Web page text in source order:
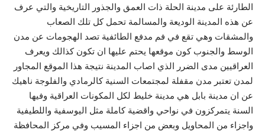
الطارئة على مدينة الحلة ذات العمق والجذور التاريخية والتي عرف
عن هذه المدينة الوديعة والمسالمة تحمل كل تلك الصعاب
والمشقات وهي تقع في فم مدفع الطائفية تصد الهجومات عن مدن
الوسط والجنوب كون موقعها يحتم عليها ان تكون كذالك ويعرف
العراقيين مدى الضرر الذي اصاب المدينة نتيجة هذا الموقع المجاور
لمدن تعتبر مدن مقفلة لمجتمعات السنية كالرمادي والفلوجة ناهيك
عن ان مدينة بابل هي مدينة خليط لكل المكونات العراقية وفيها
السنة يتمركزون في نواحي واقضية كاملة مثل اليوسفية واللطيفية
واجزاء من المحاويل وبعض من اجزاء المسيب وفي مركز المحافظة